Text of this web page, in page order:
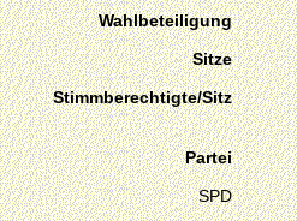
Wahlbeteiligung
Sitze
Stimmberechtigte/Sitz
Partei
SPD